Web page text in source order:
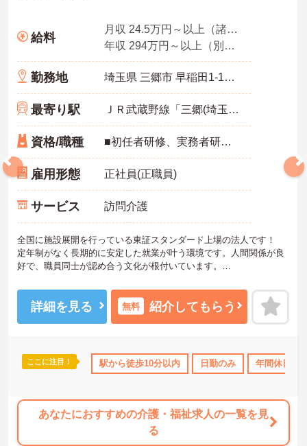
ポート 研修制度あり 産休･育休･介護休暇取得実績あり ボー
給料
月収 24.5万円～以上（諸手当込み）
年収 294万円～以上（別途賞与付与）
勤務地 埼玉県 三郷市 早稲田1-17-19 斉藤店舗C号
最寄り駅 ＪＲ武蔵野線「三郷(埼玉)駅」徒歩4分
資格/職種 ■初任者研修、実務者研修のいずれかをお持ちの方 ■普通自動車運転免許(AT限定可)あれば尚可
雇用形態 正社員(正職員)
サービス 訪問介護
全国に施設展開を行っている東証スタンダード上場の法人です！
定年制がなく長期的に安定した就業が叶う環境です。人間関係が良
好で、職員同士が認め合う文化が根付いています。
しますのでお気軽にご相談ください！
詳細を見る 無料 紹介してもらう
ここに注目！ 駅から徒歩10分以内 日勤のみ 年間休日
あなたにおすすめの介護・福祉求人の一覧を見
る